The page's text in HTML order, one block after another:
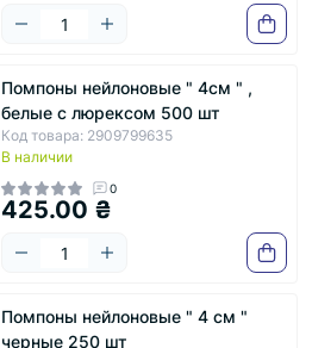
Помпоны нейлоновые " 4см " ,
белые с люрексом 500 шт
Код товара: 2909799635
В наличии
0
425.00 ₴
Помпоны нейлоновые " 4 см "
черные 250 шт